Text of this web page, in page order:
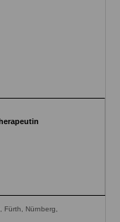
Nürnberg,